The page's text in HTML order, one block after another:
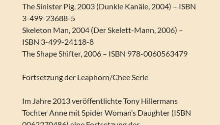
The Sinister Pig, 2003 (Dunkle Kanäle, 2004) – ISBN
3-499-23688-5
Skeleton Man, 2004 (Der Skelett-Mann, 2006) –
ISBN 3-499-24118-8
The Shape Shifter, 2006 – ISBN 978-0060563479
Fortsetzung der Leaphorn/Chee Serie
Im Jahre 2013 veröffentlichte Tony Hillermans
Tochter Anne mit Spider Woman’s Daughter (ISBN